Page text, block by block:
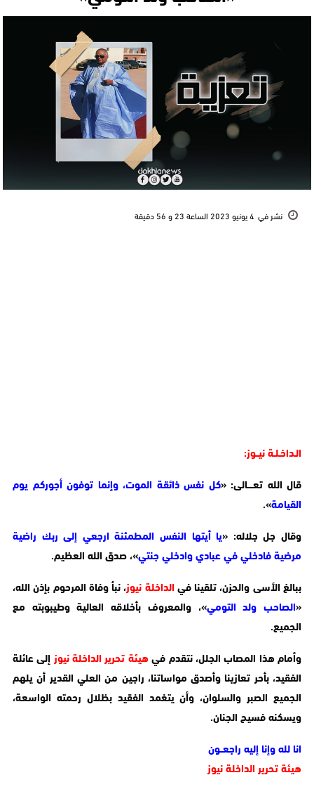
نشر في 4 يونيو 2023 الساعة 23 و 56 دقيقة
الـداخـلـة نيــوز:
قال الله تعــــالى: «كل نفس ذائقة الموت، وإنما توفون أجوركم يوم
القيامة».
وقال جل جلاله: «يا أيتها النفس المطمئنة ارجعي إلى ربك راضية
مرضية فادخلي في عبادي وادخلي جنتي»، صدق الله العظيم.
ببالغ الأسى والحزن، تلقينا فيالداخلة نيوز، نبأ وفاة المرحوم بإذن الله،
«الصاحب ولد التومي»، والمعروف بأخلاقه العالية وطيبوبته مع
الجميع.
وأمام هذا المصاب الجلل، نتقدم فيهيئة تحرير الداخلة نيوز إلى عائلة
الفقيد، بأحر تعازينا وأصدق مواساتنا، راجين من العلي القدير أن يلهم
الجميع الصبر والسلوان، وأن يتغمد الفقيد بظلال رحمته الواسعة،
ويسكنه فسيح الجنان.
انا لله وإنا إليه راجعــون
هيئة تحرير الداخلة نيوز